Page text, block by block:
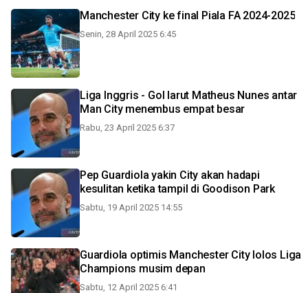
Manchester City ke final Piala FA 2024-2025
Senin, 28 April 2025 6:45
Liga Inggris - Gol larut Matheus Nunes antar
Man City menembus empat besar
Rabu, 23 April 2025 6:37
Pep Guardiola yakin City akan hadapi
kesulitan ketika tampil di Goodison Park
Sabtu, 19 April 2025 14:55
Guardiola optimis Manchester City lolos Liga
Champions musim depan
Sabtu, 12 April 2025 6:41